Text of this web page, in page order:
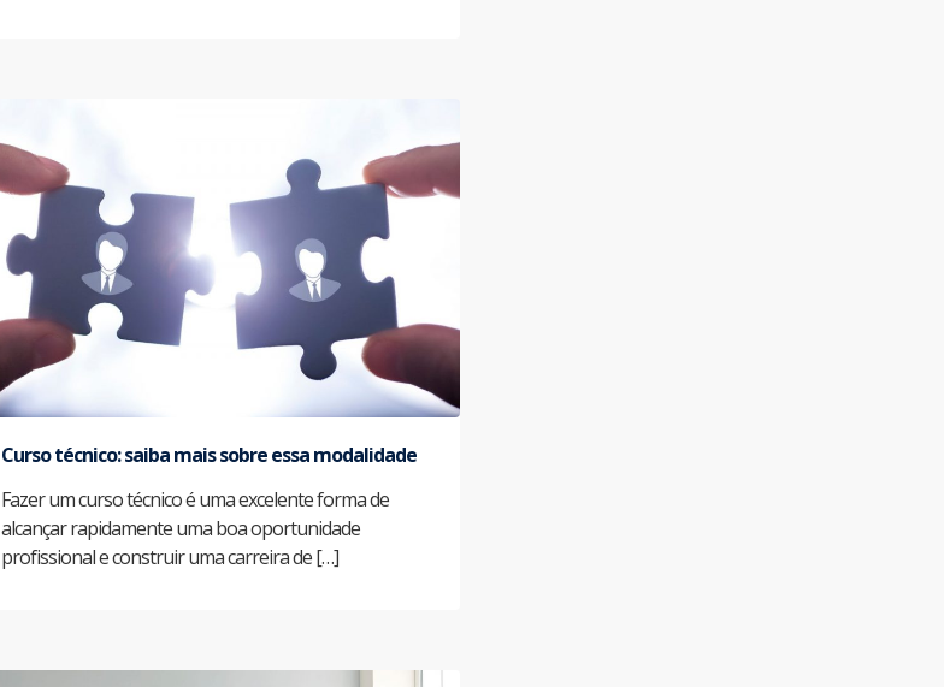
Curso técnico: saiba mais sobre essa modalidade
Fazer um curso técnico é uma excelente forma de
alcançar rapidamente uma boa oportunidade
profissional e construir uma carreira de […]